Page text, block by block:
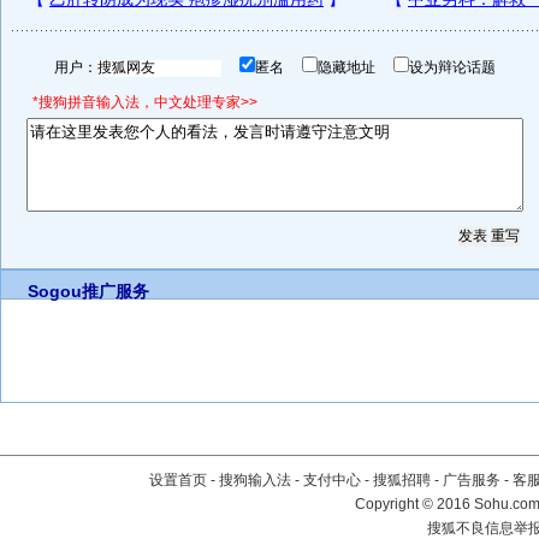
用户： 匿名 隐藏地址 设为辩论话题
*搜狗拼音输入法，中文处理专家>>
Sogou推广服务
设置首页 - 搜狗输入法 - 支付中心 - 搜狐招聘 - 广告服务 - 客
Copyright©2016
搜狐不良信息举